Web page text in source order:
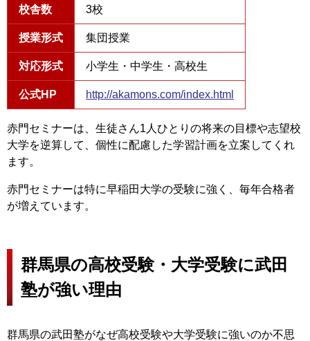
校舎数 3校
授業形式 集団授業
対応形式 小学生・中学生・高校生
公式HP http://akamons.com/index.html
赤門セミナーは、生徒さん1人ひとりの将来の目標や志望校
大学を逆算して、個性に配慮した学習計画を立案してくれ
ます。
赤門セミナーは特に早稲田大学の受験に強く、毎年合格者
が増えています。
群馬県の高校受験・大学受験に武田
塾が強い理由
群馬県の武田塾がなぜ高校受験や大学受験に強いのか不思